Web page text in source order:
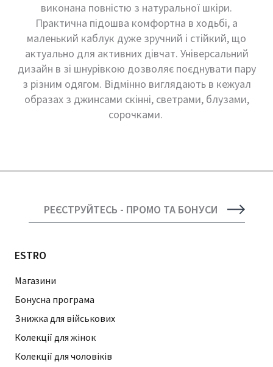
виконана повністю з натуральної шкіри.
Практична підошва комфортна в ходьбі, а
маленький каблук дуже зручний і стійкий, що
актуально для активних дівчат. Універсальний
дизайн в зі шнурівкою дозволяє поєднувати пару
з різним одягом. Відмінно виглядають в кежуал
образах з джинсами скінні, светрами, блузами,
сорочками.
РЕЄСТРУЙТЕСЬ - ПРОМО ТА БОНУСИ
ESTRO
Магазини
Бонусна програма
Знижка для військових
Колекції для жінок
Колекції для чоловіків